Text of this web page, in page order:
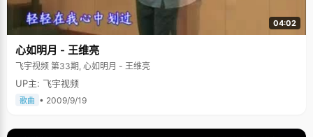
04:02
心如明月 - 王维亮
飞宇视频 第33期, 心如明月 - 王维亮
UP主: 飞宇视频
歌曲 • 2009/9/19